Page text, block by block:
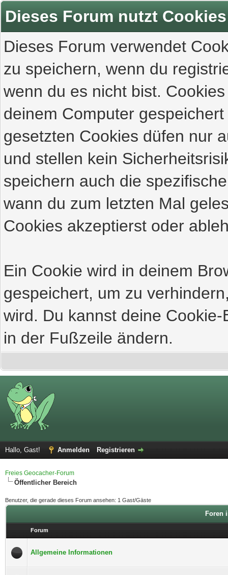
Dieses Forum nutzt Cookies
Dieses Forum verwendet
zu speichern, wenn du
wenn du es nicht bist.
deinem Computer
gesetzten Cookies düfen nur
und stellen kein
speichern auch die
wann du zum letzten Mal
Cookies akzeptierst oder
Ein Cookie wird in deinem
gespeichert, um zu
wird. Du kannst deine
in der Fußzeile ändern.
Hallo, Gast! Anmelden Registrieren
Freies Geocacher-Forum
Öffentlicher Bereich
Benutzer, die gerade dieses Forum ansehen: 1 Gast/Gäste
Foren
Forum
Allgemeine Informationen